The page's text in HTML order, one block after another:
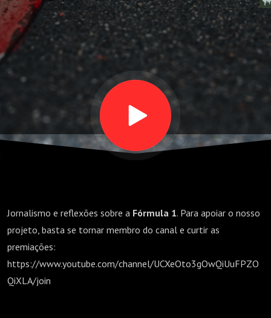
sal ? ALÉM
DA
VELOCIDADE
Jornalismo e reflexões sobre a Fórmula 1. Para apoiar o nosso
projeto, basta se tornar membro do canal e curtir as
premiações:
https://www.youtube.com/channel/UCXeOto3gOwQiUuFPZO
QiXLA/join